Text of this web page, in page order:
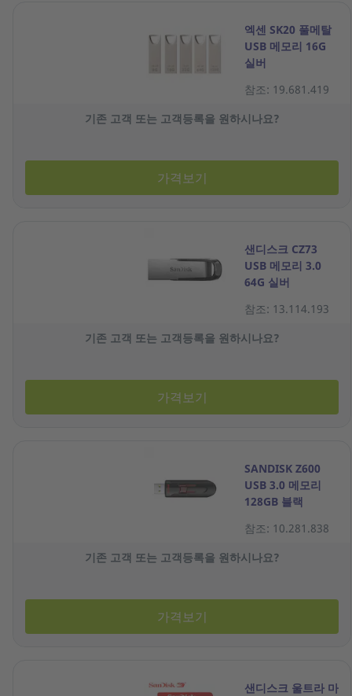
엑센 SK20 풀메탈
USB 메모리 16G
실버
참조: 19.681.419
기존 고객 또는 고객등록을 원하시나요?
가격보기
샌디스크 CZ73
USB 메모리 3.0
64G 실버
참조: 13.114.193
기존 고객 또는 고객등록을 원하시나요?
가격보기
SANDISK Z600
USB 3.0 메모리
128GB 블랙
참조: 10.281.838
기존 고객 또는 고객등록을 원하시나요?
가격보기
샌디스크 울트라 마